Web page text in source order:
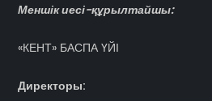
Меншік иесі-құрылтайшы:
«КЕНТ» БАСПА ҮЙІ
Директоры: